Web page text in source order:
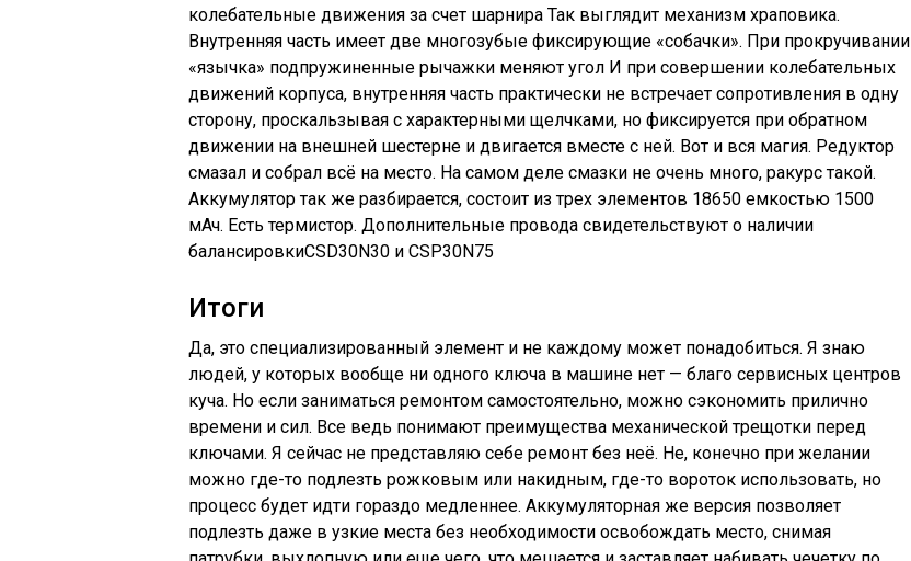
колебательные движения за счет шарнира Так выглядит механизм храповика.
Внутренняя часть имеет две многозубые фиксирующие «собачки». При прокручивании
«язычка» подпружиненные рычажки меняют угол И при совершении колебательных
движений корпуса, внутренняя часть практически не встречает сопротивления в одну
сторону, проскальзывая с характерными щелчками, но фиксируется при обратном
движении на внешней шестерне и двигается вместе с ней. Вот и вся магия. Редуктор
смазал и собрал всё на место. На самом деле смазки не очень много, ракурс такой.
Аккумулятор так же разбирается, состоит из трех элементов 18650 емкостью 1500
мАч. Есть термистор. Дополнительные провода свидетельствуют о наличии
балансировкиCSD30N30 и CSP30N75
Итоги
Да, это специализированный элемент и не каждому может понадобиться. Я знаю
людей, у которых вообще ни одного ключа в машине нет — благо сервисных центров
куча. Но если заниматься ремонтом самостоятельно, можно сэкономить прилично
времени и сил. Все ведь понимают преимущества механической трещотки перед
ключами. Я сейчас не представляю себе ремонт без неё. Не, конечно при желании
можно где-то подлезть рожковым или накидным, где-то вороток использовать, но
процесс будет идти гораздо медленнее. Аккумуляторная же версия позволяет
подлезть даже в узкие места без необходимости освобождать место, снимая